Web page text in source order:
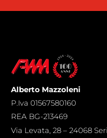
Alberto Mazzoleni
P.Iva 01567580160
REA BG-213469
Via Levata, 28 – 24068